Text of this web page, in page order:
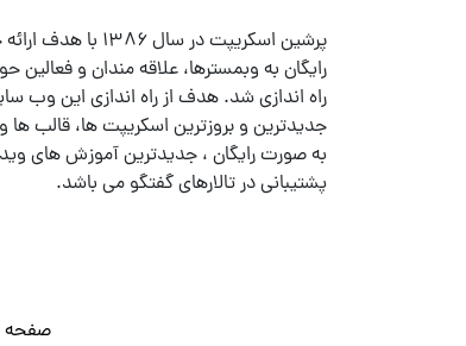
پرشین اسکریپت در سال ۱۳۸۶
رایگان به وبمسترها، علاقه مندان و فعالین
راه اندازی شد. هدف از راه اندازی این وب
جدیدترین و بروزترین اسکریپت ها، قالب ها و
به صورت رایگان ، جدیدترین آموزش های
پشتیبانی در تالارهای گفتگو می باشد.
صفحه